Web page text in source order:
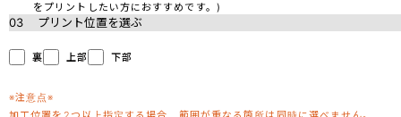
をプリントしたい方におすすめです。)
03 プリント位置を選ぶ
裏 上部 下部
※注意点※